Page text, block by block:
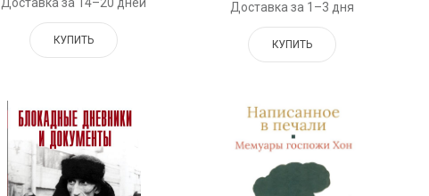
Доставка за 14–20 дней
КУПИТЬ
Доставка за 1–3 дня
КУПИТЬ